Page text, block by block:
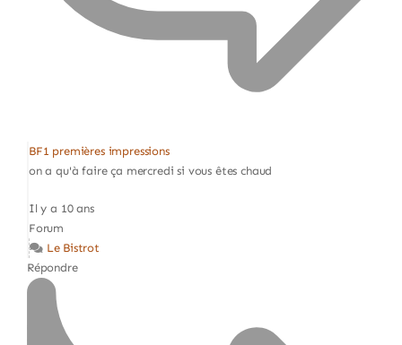
BF1 premières impressions
on a qu'à faire ça mercredi si vous êtes chaud
Il y a 10 ans
Forum
Le Bistrot
Répondre